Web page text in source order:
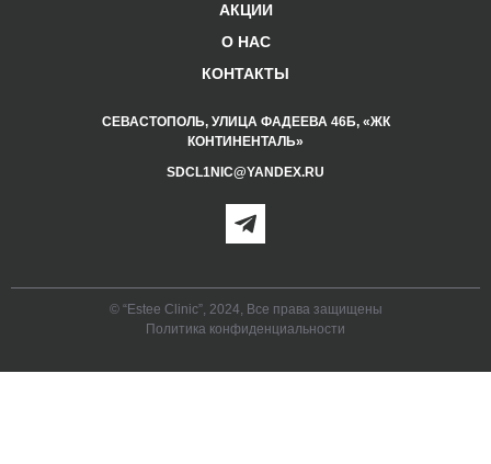
АКЦИИ
О НАС
КОНТАКТЫ
СЕВАСТОПОЛЬ, УЛИЦА ФАДЕЕВА 46Б, «ЖК
КОНТИНЕНТАЛЬ»
SDCL1NIC@YANDEX.RU
© “Estee Clinic”, 2024, Все права защищены
Политика конфиденциальности